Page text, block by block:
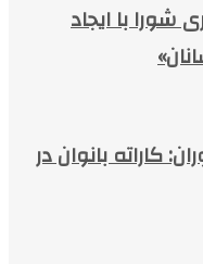
با ایجاد
کاراته بانوان در